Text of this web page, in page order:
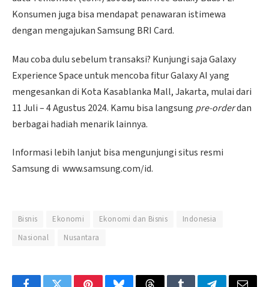
Konsumen juga bisa mendapat penawaran istimewa
dengan mengajukan Samsung BRI Card.
Mau coba dulu sebelum transaksi? Kunjungi saja Galaxy
Experience Space untuk mencoba fitur Galaxy AI yang
mengesankan di Kota Kasablanka Mall, Jakarta, mulai dari
11 Juli – 4 Agustus 2024. Kamu bisa langsung pre-orderdan
berbagai hadiah menarik lainnya.
Informasi lebih lanjut bisa mengunjungi situs resmi
Samsung di www.samsung.com/id.
Bisnis Ekonomi Ekonomi dan Bisnis
Indonesia
Nasional
Nusantara